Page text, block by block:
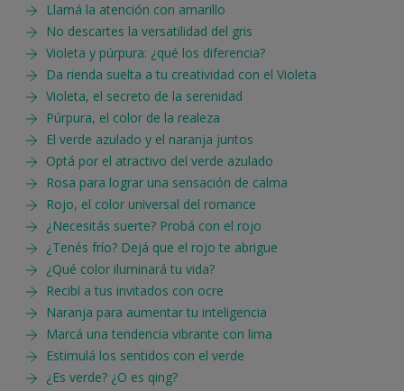
Llamá la atención con amarillo
No descartes la versatilidad del gris
Violeta y púrpura: ¿qué los diferencia?
Da rienda suelta a tu creatividad con el Violeta
Violeta, el secreto de la serenidad
Púrpura, el color de la realeza
El verde azulado y el naranja juntos
Optá por el atractivo del verde azulado
Rosa para lograr una sensación de calma
Rojo, el color universal del romance
¿Necesitás suerte? Probá con el rojo
¿Tenés frío? Dejá que el rojo te abrigue
¿Qué color iluminará tu vida?
Recibí a tus invitados con ocre
Naranja para aumentar tu inteligencia
Marcá una tendencia vibrante con lima
Estimulá los sentidos con el verde
¿Es verde? ¿O es qing?